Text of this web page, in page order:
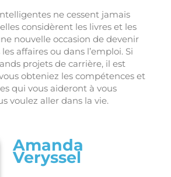
ne cessent jamais
considèrent les livres et les
nouvelle occasion de devenir
affaires ou dans l’emploi. Si
projets de carrière, il est
obteniez les compétences et
qui vous aideront à vous
voulez aller dans la vie.
Amanda
Veryssel